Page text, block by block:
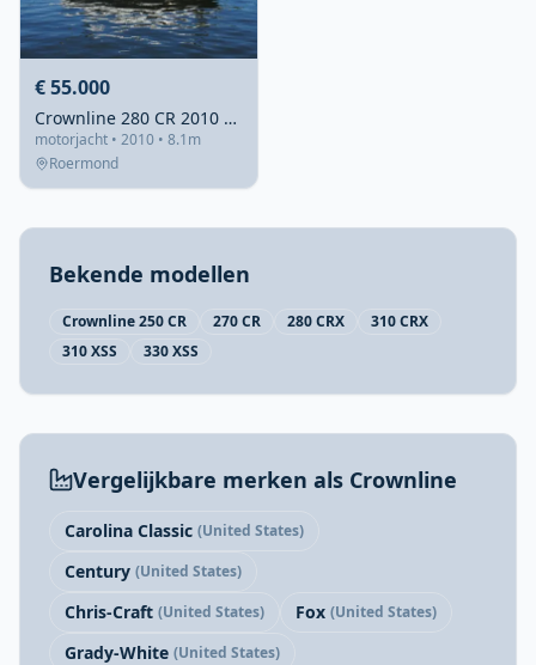
€ 55.000
Crownline 280 CR 2010 – Sportieve daycruiser met hut
motorjacht • 2010 • 8.1m
Roermond
Bekende modellen
Crownline 250 CR 270 CR 280 CRX
310 CRX
310 XSS
330 XSS
Vergelijkbare merken als Crownline
Carolina Classic (United States)
Century (United States)
Chris-Craft (United States) Fox (United States)
Grady-White (United States)